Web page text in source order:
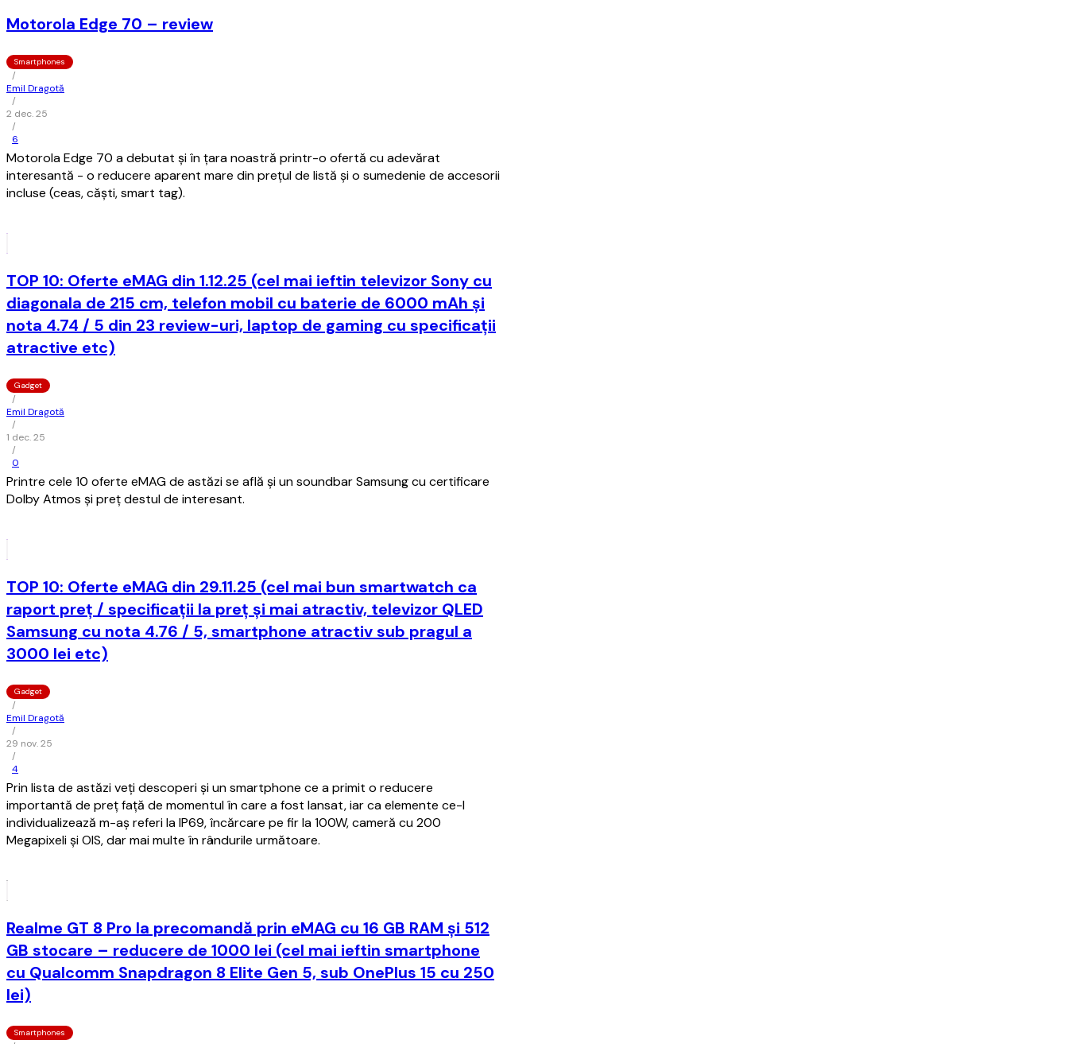
Motorola Edge 70 – review
Smartphones
/
Emil Dragotă
/
2 dec. 25
/
6
Motorola Edge 70 a debutat și în țara noastră printr-o ofertă cu adevărat
interesantă - o reducere aparent mare din prețul de listă și o sumedenie de accesorii
incluse (ceas, căști, smart tag).
TOP 10: Oferte eMAG din 1.12.25 (cel mai ieftin televizor Sony cu
diagonala de 215 cm, telefon mobil cu baterie de 6000 mAh și
nota 4.74 / 5 din 23 review-uri, laptop de gaming cu specificații
atractive etc)
Gadget
/
Emil Dragotă
/
1 dec. 25
/
0
Printre cele 10 oferte eMAG de astăzi se află și un soundbar Samsung cu certificare
Dolby Atmos și preț destul de interesant.
TOP 10: Oferte eMAG din 29.11.25 (cel mai bun smartwatch ca
raport preț / specificații la preț și mai atractiv, televizor QLED
Samsung cu nota 4.76 / 5, smartphone atractiv sub pragul a
3000 lei etc)
Gadget
/
Emil Dragotă
/
29 nov. 25
/
4
Prin lista de astăzi veți descoperi și un smartphone ce a primit o reducere
importantă de preț față de momentul în care a fost lansat, iar ca elemente ce-l
individualizează m-aș referi la IP69, încărcare pe fir la 100W, cameră cu 200
Megapixeli și OIS, dar mai multe în rândurile următoare.
Realme GT 8 Pro la precomandă prin eMAG cu 16 GB RAM și 512
GB stocare – reducere de 1000 lei (cel mai ieftin smartphone
cu Qualcomm Snapdragon 8 Elite Gen 5, sub OnePlus 15 cu 250
lei)
Smartphones